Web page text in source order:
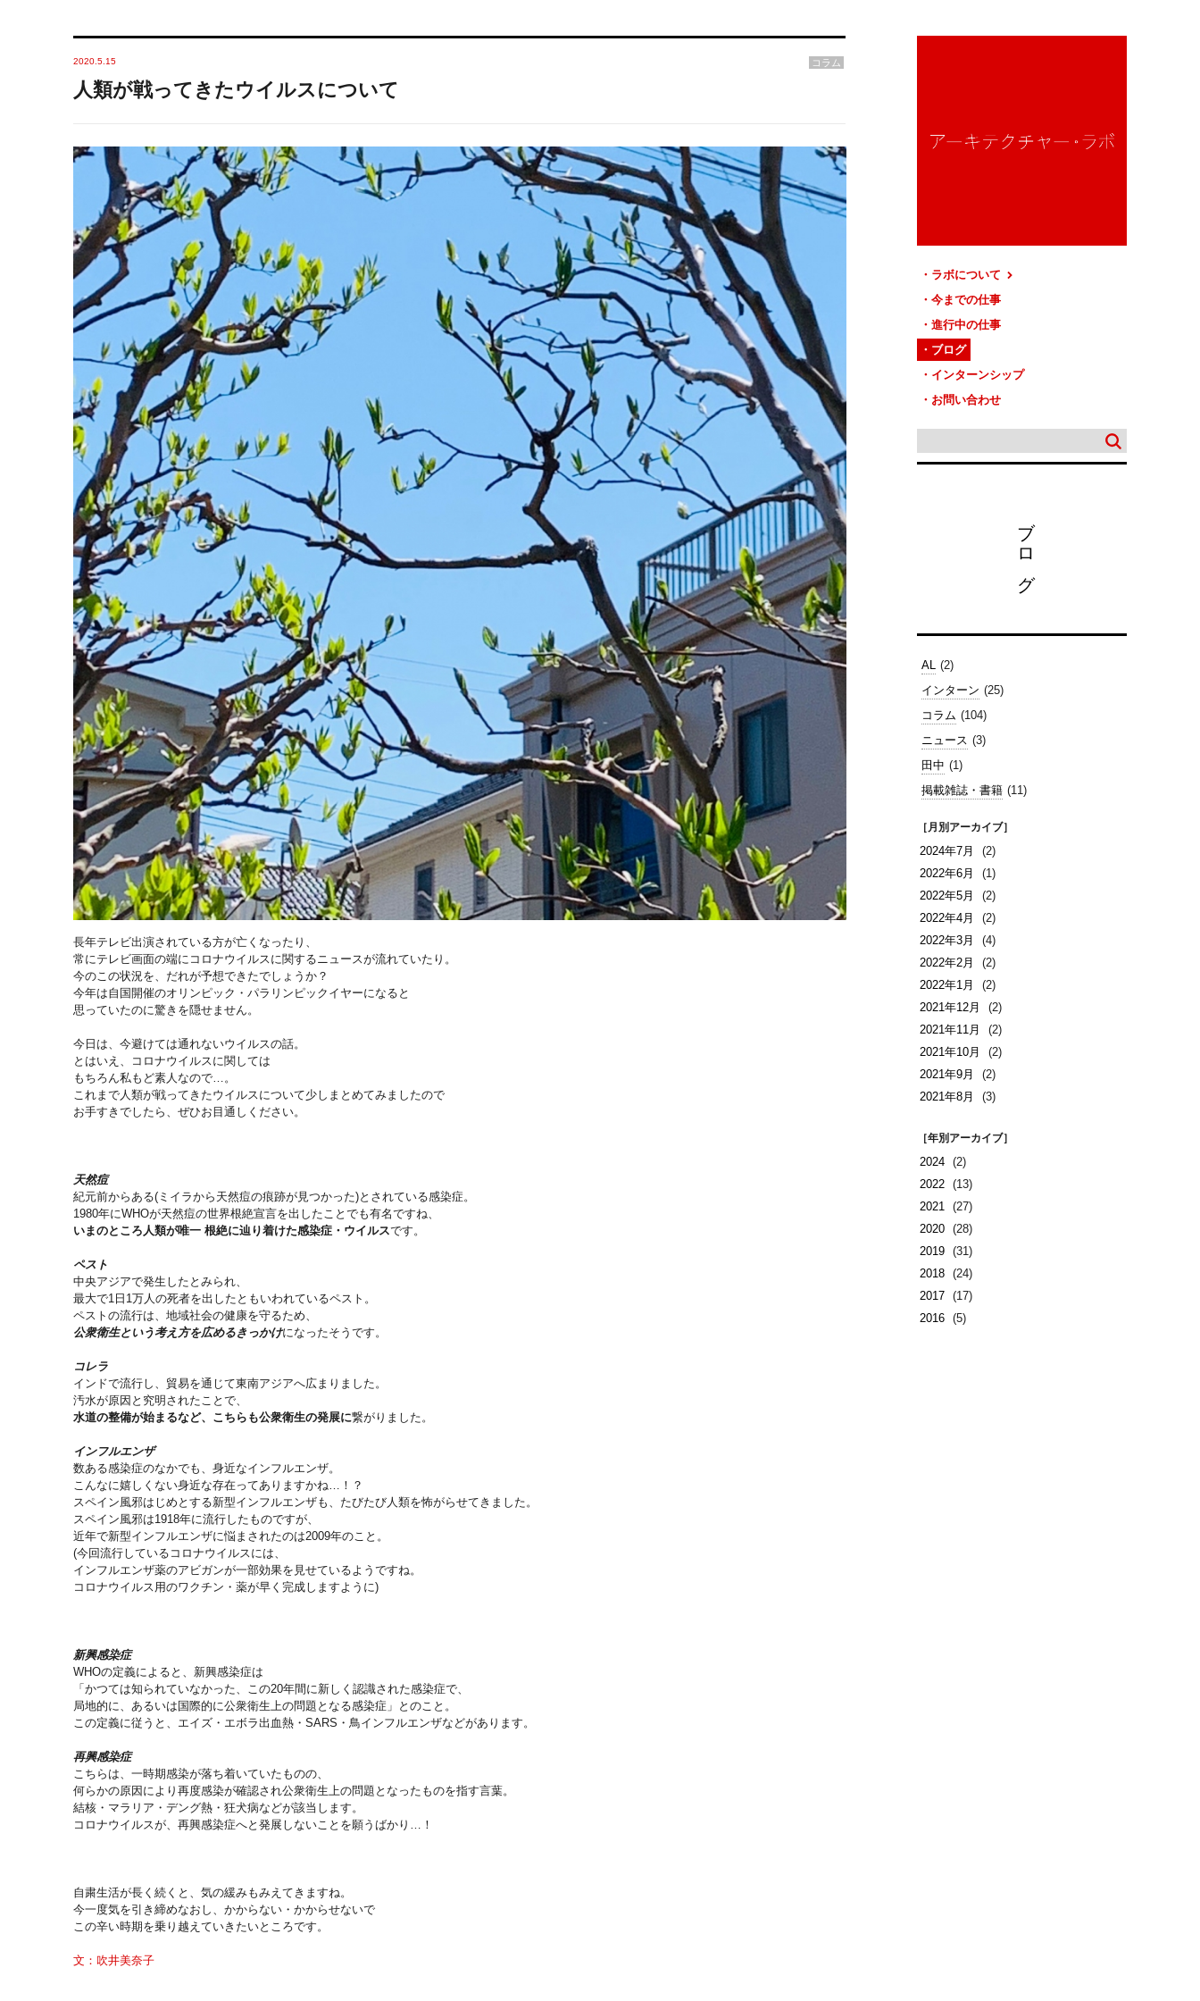
ラボについて
今までの仕事
進行中の仕事
ブログ
インターンシップ
お問い合わせ
ブログ
AL (2)
インターン (25)
コラム (104)
ニュース (3)
田中 (1)
掲載雑誌・書籍 (11)
［月別アーカイブ］
2024年7月
(2)
2022年6月
(1)
2022年5月
(2)
2022年4月
(2)
2022年3月
(4)
2022年2月
(2)
2022年1月
(2)
2021年12月
(2)
2021年11月
(2)
2021年10月
(2)
2021年9月
(2)
2021年8月
(3)
［年別アーカイブ］
2024 (2)
2022 (13)
2021 (27)
2020 (28)
2019 (31)
2018 (24)
2017 (17)
2016 (5)
2020.5.15 コラム
人類が戦ってきたウイルスについて
長年テレビ出演されている方が亡くなったり、
常にテレビ画面の端にコロナウイルスに関するニュースが流れていたり。
今のこの状況を、だれが予想できたでしょうか？
今年は自国開催のオリンピック・パラリンピックイヤーになると
思っていたのに驚きを隠せません。
今日は、今避けては通れないウイルスの話。
とはいえ、コロナウイルスに関しては
もちろん私もど素人なので…。
これまで人類が戦ってきたウイルスについて少しまとめてみましたので
お手すきでしたら、ぜひお目通しください。
天然痘
紀元前からある(ミイラから天然痘の痕跡が見つかった)とされている感染症。
1980年にWHOが天然痘の世界根絶宣言を出したことでも有名ですね、
いまのところ人類が唯一 根絶に辿り着けた感染症・ウイルスです。
ペスト
中央アジアで発生したとみられ、
最大で1日1万人の死者を出したともいわれているペスト。
ペストの流行は、地域社会の健康を守るため、
公衆衛生という考え方を広めるきっかけになったそうです。
コレラ
インドで流行し、貿易を通じて東南アジアへ広まりました。
汚水が原因と究明されたことで、
水道の整備が始まるなど、こちらも公衆衛生の発展に繋がりました。
インフルエンザ
数ある感染症のなかでも、身近なインフルエンザ。
こんなに嬉しくない身近な存在ってありますかね…！？
スペイン風邪はじめとする新型インフルエンザも、たびたび人類を怖がらせてきました。
スペイン風邪は1918年に流行したものですが、
近年で新型インフルエンザに悩まされたのは2009年のこと。
(今回流行しているコロナウイルスには、
インフルエンザ薬のアビガンが一部効果を見せているようですね。
コロナウイルス用のワクチン・薬が早く完成しますように)
新興感染症
WHOの定義によると、新興感染症は
「かつては知られていなかった、この20年間に新しく認識された感染症で、
局地的に、あるいは国際的に公衆衛生上の問題となる感染症」とのこと。
この定義に従うと、エイズ・エボラ出血熱・SARS・鳥インフルエンザなどがあります。
再興感染症
こちらは、一時期感染が落ち着いていたものの、
何らかの原因により再度感染が確認され公衆衛生上の問題となったものを指す言葉。
結核・マラリア・デング熱・狂犬病などが該当します。
コロナウイルスが、再興感染症へと発展しないことを願うばかり…！
自粛生活が長く続くと、気の緩みもみえてきますね。
今一度気を引き締めなおし、かからない・かからせないで
この辛い時期を乗り越えていきたいところです。
文：吹井美奈子